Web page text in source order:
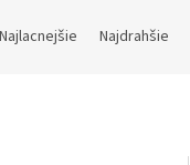
Najlacnejšie Najdrahšie